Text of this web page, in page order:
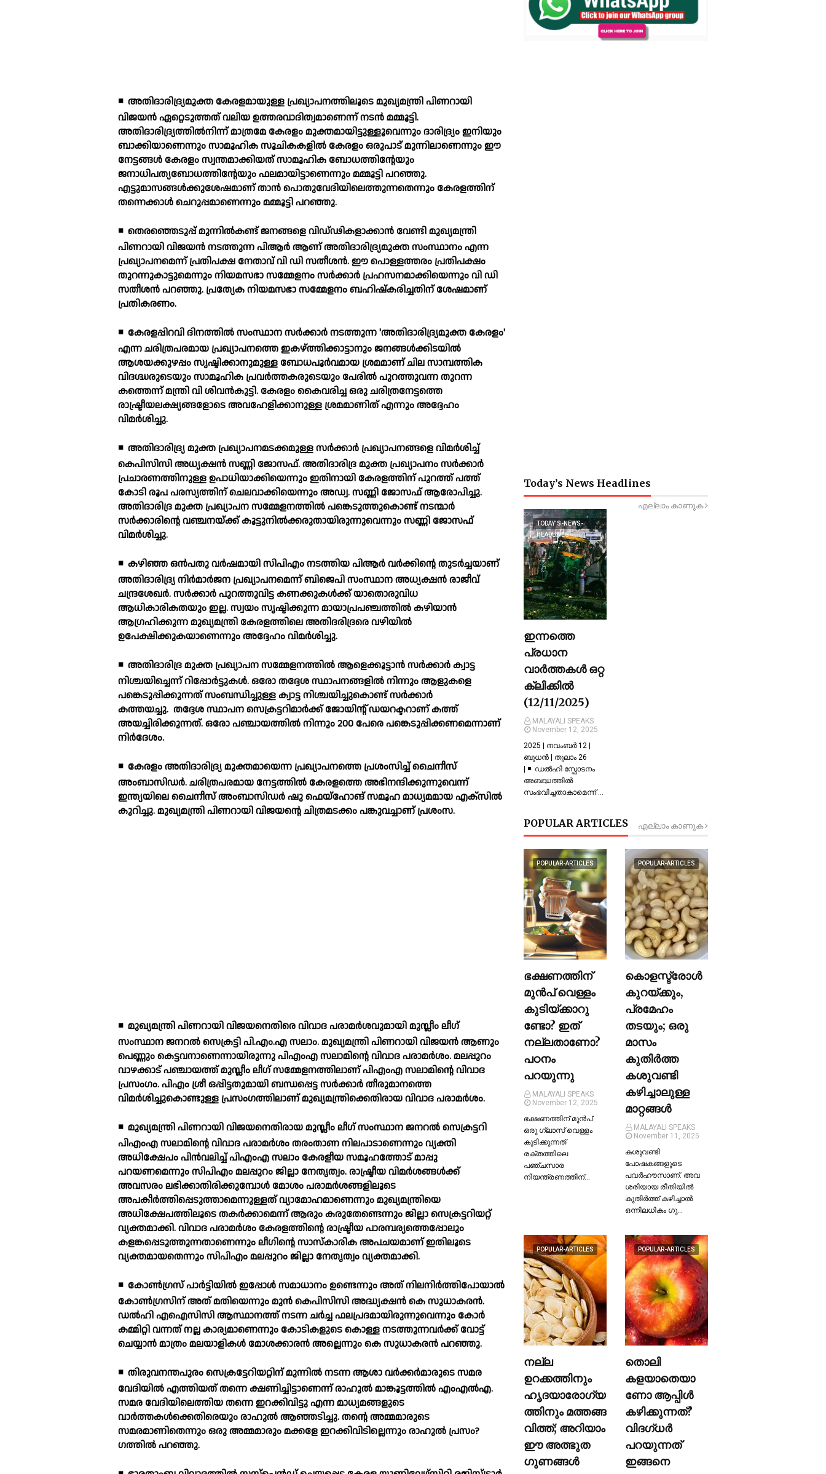
◾ അതിദാരിദ്ര്യമുക്ത കേരളമായുള്ള പ്രഖ്യാപനത്തിലൂടെ മുഖ്യമന്ത്രി പിണറായി
വിജയന്‍ ഏറ്റെടുത്തത് വലിയ ഉത്തരവാദിത്വമാണെന്ന് നടന്‍ മമ്മൂട്ടി.
അതിദാരിദ്ര്യത്തില്‍നിന്ന് മാത്രമേ കേരളം മുക്തമായിട്ടുള്ളൂവെന്നും ദാരിദ്ര്യം ഇനിയും
ബാക്കിയാണെന്നും സാമൂഹിക സൂചികകളില്‍ കേരളം ഒരുപാട് മുന്നിലാണെന്നും ഈ
നേട്ടങ്ങള്‍ കേരളം സ്വന്തമാക്കിയത് സാമൂഹിക ബോധത്തിന്റേയും
ജനാധിപത്യബോധത്തിന്റേയും ഫലമായിട്ടാണെന്നും മമ്മൂട്ടി പറഞ്ഞു.
എട്ടുമാസങ്ങള്‍ക്കുശേഷമാണ് താന്‍ പൊതുവേദിയിലെത്തുന്നതെന്നും കേരളത്തിന്
തന്നെക്കാള്‍ ചെറുപ്പമാണെന്നും മമ്മൂട്ടി പറഞ്ഞു.
◾ തെരഞ്ഞെടുപ്പ് മുന്നില്‍കണ്ട് ജനങ്ങളെ വിഡ്ഢികളാക്കാന്‍ വേണ്ടി മുഖ്യമന്ത്രി
പിണറായി വിജയന്‍ നടത്തുന്ന പിആര്‍ ആണ് അതിദാരിദ്ര്യമുക്ത സംസ്ഥാനം എന്ന
പ്രഖ്യാപനമെന്ന് പ്രതിപക്ഷ നേതാവ് വി ഡി സതീശന്‍. ഈ പൊള്ളത്തരം പ്രതിപക്ഷം
തുറന്നുകാട്ടുമെന്നും നിയമസഭാ സമ്മേളനം സര്‍ക്കാര്‍ പ്രഹസനമാക്കിയെന്നും വി ഡി
സതീശന്‍ പറഞ്ഞു. പ്രത്യേക നിയമസഭാ സമ്മേളനം ബഹിഷ്‌കരിച്ചതിന് ശേഷമാണ്
പ്രതികരണം.
◾ കേരളപ്പിറവി ദിനത്തില്‍ സംസ്ഥാന സര്‍ക്കാര്‍ നടത്തുന്ന 'അതിദാരിദ്ര്യമുക്ത കേരളം'
എന്ന ചരിത്രപരമായ പ്രഖ്യാപനത്തെ ഇകഴ്ത്തിക്കാട്ടാനും ജനങ്ങള്‍ക്കിടയില്‍
ആശയക്കുഴപ്പം സൃഷ്ടിക്കാനുമുള്ള ബോധപൂര്‍വമായ ശ്രമമാണ് ചില സാമ്പത്തിക
വിദഗ്ദ്ധരുടെയും സാമൂഹിക പ്രവര്‍ത്തകരുടെയും പേരില്‍ പുറത്തുവന്ന തുറന്ന
കത്തെന്ന് മന്ത്രി വി ശിവന്‍കുട്ടി. കേരളം കൈവരിച്ച ഒരു ചരിത്രനേട്ടത്തെ
രാഷ്ട്രീയലക്ഷ്യങ്ങളോടെ അവഹേളിക്കാനുള്ള ശ്രമമാണിത് എന്നും അദ്ദേഹം
വിമര്‍ശിച്ചു.
◾ അതിദാരിദ്ര്യ മുക്ത പ്രഖ്യാപനമടക്കമുള്ള സര്‍ക്കാര്‍ പ്രഖ്യാപനങ്ങളെ വിമര്‍ശിച്ച്
കെപിസിസി അധ്യക്ഷന്‍ സണ്ണി ജോസഫ്. അതിദാരിദ്ര മുക്ത പ്രഖ്യാപനം സര്‍ക്കാര്‍
പ്രചാരണത്തിനുള്ള ഉപാധിയാക്കിയെന്നും ഇതിനായി കേരളത്തിന് പുറത്ത് പത്ത്
കോടി രൂപ പരസ്യത്തിന് ചെലവാക്കിയെന്നും അഡ്വ. സണ്ണി ജോസഫ് ആരോപിച്ചു.
അതിദാരിദ്ര മുക്ത പ്രഖ്യാപന സമ്മേളനത്തില്‍ പങ്കെടുത്തുകൊണ്ട് നടന്മാര്‍
സര്‍ക്കാരിന്റെ വഞ്ചനയ്ക്ക് കൂട്ടുനില്‍ക്കരുതായിരുന്നുവെന്നും സണ്ണി ജോസഫ്
വിമര്‍ശിച്ചു.
◾ കഴിഞ്ഞ ഒന്‍പതു വര്‍ഷമായി സിപിഎം നടത്തിയ പിആര്‍ വര്‍ക്കിന്റെ തുടര്‍ച്ചയാണ്
അതിദാരിദ്ര്യ നിര്‍മാര്‍ജന പ്രഖ്യാപനമെന്ന് ബിജെപി സംസ്ഥാന അധ്യക്ഷന്‍ രാജീവ്
ചന്ദ്രശേഖര്‍. സര്‍ക്കാര്‍ പുറത്തുവിട്ട കണക്കുകള്‍ക്ക് യാതൊരുവിധ
ആധികാരികതയും ഇല്ല. സ്വയം സൃഷ്ടിക്കുന്ന മായാപ്രപഞ്ചത്തില്‍ കഴിയാന്‍
ആഗ്രഹിക്കുന്ന മുഖ്യമന്ത്രി കേരളത്തിലെ അതിദരിദ്രരെ വഴിയില്‍
ഉപേക്ഷിക്കുകയാണെന്നും അദ്ദേഹം വിമര്‍ശിച്ചു.
◾ അതിദാരിദ്ര മുക്ത പ്രഖ്യാപന സമ്മേളനത്തില്‍ ആളെക്കൂട്ടാന്‍ സര്‍ക്കാര്‍ ക്വാട്ട
നിശ്ചയിച്ചെന്ന് റിപ്പോര്‍ട്ടുകള്‍. ഒരോ തദ്ദേശ സ്ഥാപനങ്ങളില്‍ നിന്നും ആളുകളെ
പങ്കെടുപ്പിക്കുന്നത് സംബന്ധിച്ചുള്ള ക്വാട്ട നിശ്ചയിച്ചുകൊണ്ട് സര്‍ക്കാര്‍
കത്തയച്ചു. തദ്ദേശ സ്ഥാപന സെക്രട്ടറിമാര്‍ക്ക് ജോയിന്റ് ഡയറക്ടറാണ് കത്ത്
അയച്ചിരിക്കുന്നത്. ഒരോ പഞ്ചായത്തില്‍ നിന്നും 200 പേരെ പങ്കെടുപ്പിക്കണമെന്നാണ്
നിര്‍ദേശം.
◾ കേരളം അതിദാരിദ്ര്യ മുക്തമായെന്ന പ്രഖ്യാപനത്തെ പ്രശംസിച്ച് ചൈനീസ്
അംബാസിഡര്‍. ചരിത്രപരമായ നേട്ടത്തില്‍ കേരളത്തെ അഭിനന്ദിക്കുന്നുവെന്ന്
ഇന്ത്യയിലെ ചൈനീസ് അംബാസിഡര്‍ ഷു ഫെയ്ഹോങ് സമൂഹ മാധ്യമമായ എക്സില്‍
കുറിച്ചു. മുഖ്യമന്ത്രി പിണറായി വിജയന്റെ ചിത്രമടക്കം പങ്കുവച്ചാണ് പ്രശംസ.
◾ മുഖ്യമന്ത്രി പിണറായി വിജയനെതിരെ വിവാദ പരാമര്‍ശവുമായി മുസ്ലീം ലീഗ്
സംസ്ഥാന ജനറല്‍ സെക്രട്ടി പി.എം.എ സലാം. മുഖ്യമന്ത്രി പിണറായി വിജയന്‍ ആണും
പെണ്ണും കെട്ടവനാണെന്നായിരുന്നു പിഎംഎ സലാമിന്റെ വിവാദ പരാമര്‍ശം. മലപ്പുറം
വാഴക്കാട് പഞ്ചായത്ത് മുസ്ലീം ലീഗ് സമ്മേളനത്തിലാണ് പിഎംഎ സലാമിന്റെ വിവാദ
പ്രസംഗം. പിഎം ശ്രീ ഒപ്പിട്ടതുമായി ബന്ധപ്പെട്ട സര്‍ക്കാര്‍ തീരുമാനത്തെ
വിമര്‍ശിച്ചുകൊണ്ടുള്ള പ്രസംഗത്തിലാണ് മുഖ്യമന്ത്രിക്കെതിരായ വിവാദ പരാമര്‍ശം.
◾ മുഖ്യമന്ത്രി പിണറായി വിജയനെതിരായ മുസ്ലീം ലീഗ് സംസ്ഥാന ജനറല്‍ സെക്രട്ടറി
പിഎംഎ സലാമിന്റെ വിവാദ പരാമര്‍ശം തരംതാണ നിലപാടാണെന്നും വ്യക്തി
അധിക്ഷേപം പിന്‍വലിച്ച് പിഎംഎ സലാം കേരളീയ സമൂഹത്തോട് മാപ്പു
പറയണമെന്നും സിപിഎം മലപ്പുറം ജില്ലാ നേതൃത്വം. രാഷ്ട്രീയ വിമര്‍ശങ്ങള്‍ക്ക്
അവസരം ലഭിക്കാതിരിക്കുമ്പോള്‍ മോശം പരാമര്‍ശങ്ങളിലൂടെ
അപകീര്‍ത്തിപ്പെടുത്താമെന്നുള്ളത് വ്യാമോഹമാണെന്നും മുഖ്യമന്ത്രിയെ
അധിക്ഷേപത്തിലൂടെ തകര്‍ക്കാമെന്ന് ആരും കരുതേണ്ടെന്നും ജില്ലാ സെക്രട്ടറിയറ്റ്
വ്യക്തമാക്കി. വിവാദ പരാമര്‍ശം കേരളത്തിന്റെ രാഷ്ട്രീയ പാരമ്പര്യത്തെപ്പോലും
കളങ്കപ്പെടുത്തുന്നതാണെന്നും ലീഗിന്റെ സാസ്‌കാരിക അപചയമാണ് ഇതിലൂടെ
വ്യക്തമായതെന്നും സിപിഎം മലപ്പുറം ജില്ലാ നേതൃത്വം വ്യക്തമാക്കി.
◾ കോണ്‍ഗ്രസ് പാര്‍ട്ടിയില്‍ ഇപ്പോള്‍ സമാധാനം ഉണ്ടെന്നും അത് നിലനിര്‍ത്തിപോയാല്‍
കോണ്‍ഗ്രസിന് അത് മതിയെന്നും മുന്‍ കെപിസിസി അദ്ധ്യക്ഷന്‍ കെ സുധാകരന്‍.
ഡല്‍ഹി എഐസിസി ആസ്ഥാനത്ത് നടന്ന ചര്‍ച്ച ഫലപ്രദമായിരുന്നുവെന്നും കോര്‍
കമ്മിറ്റി വന്നത് നല്ല കാര്യമാണെന്നും കോടികളുടെ കൊള്ള നടത്തുന്നവര്‍ക്ക് വോട്ട്
ചെയ്യാന്‍ മാത്രം മലയാളികള്‍ മോശക്കാരന്‍ അല്ലെന്നും കെ സുധാകരന്‍ പറഞ്ഞു.
◾ തിരുവനന്തപുരം സെക്രട്ടേറിയറ്റിന് മുന്നില്‍ നടന്ന ആശാ വര്‍ക്കര്‍മാരുടെ സമര
വേദിയില്‍ എത്തിയത് തന്നെ ക്ഷണിച്ചിട്ടാണെന്ന് രാഹുല്‍ മാങ്കൂട്ടത്തില്‍ എംഎല്‍എ.
സമര വേദിയിലെത്തിയ തന്നെ ഇറക്കിവിട്ടു എന്ന മാധ്യമങ്ങളുടെ
വാര്‍ത്തകള്‍ക്കെതിരെയും രാഹുല്‍ ആഞ്ഞടിച്ചു. തന്റെ അമ്മമാരുടെ
സമരമാണിതെന്നും ഒരു അമ്മമാരും മക്കളേ ഇറക്കിവിടില്ലെന്നും രാഹുല്‍ പ്രസം?
ഗത്തില്‍ പറഞ്ഞു.
Today’s News Headlines
എല്ലാം കാണുക
TODAY’S-NEWS-
HEADLINES
ഇന്നത്തെ
പ്രധാന
വാർത്തകൾ ഒറ്റ
ക്ലിക്കിൽ
(12/11/2025)
MALAYALI SPEAKS
November 12, 2025
2025 | നവംബർ 12 |
ബുധൻ | തുലാം 26
| ◾ ഡല്‍ഹി സ്ഫോടനം
അബദ്ധത്തില്‍
സംഭവിച്ചതാകാമെന്ന് …
POPULAR ARTICLES എല്ലാം കാണുക
POPULAR-ARTICLES
ഭക്ഷണത്തിന്
മുന്‍പ് വെള്ളം
കുടിയ്ക്കാറു
ണ്ടോ? ഇത്
നല്ലതാണോ?
പഠനം
പറയുന്നു
MALAYALI SPEAKS
November 12, 2025
ഭക്ഷണത്തിന് മുന്‍പ്
ഒരു ഗ്ലാസ് വെള്ളം
കുടിക്കുന്നത്
രക്തത്തിലെ
പഞ്ചസാര
നിയന്ത്രണത്തിന്…
POPULAR-ARTICLES
കൊളസ്ട്രോള്‍
കുറയ്ക്കും,
പ്രമേഹം
തടയും; ഒരു
മാസം
കുതിര്‍ത്ത
കശുവണ്ടി
കഴിച്ചാലുള്ള
മാറ്റങ്ങള്‍
MALAYALI SPEAKS
November 11, 2025
കശുവണ്ടി
പോഷകങ്ങളുടെ
പവർഹൗസാണ്. അവ
ശരിയായ രീതിയില്‍
കുതിർത്ത് കഴിച്ചാല്‍
ഒന്നിലധികം ഗു…
POPULAR-ARTICLES
നല്ല
ഉറക്കത്തിനും
ഹൃദയാരോഗ്യ
ത്തിനും മത്തങ്ങ
വിത്ത്; അറിയാം
ഈ അത്ഭുത
ഗുണങ്ങള്‍
POPULAR-ARTICLES
തൊലി
കളയാതെയാ
ണോ ആപ്പിള്‍
കഴിക്കുന്നത്?
വിദഗ്ധര്‍
പറയുന്നത്
ഇങ്ങനെ